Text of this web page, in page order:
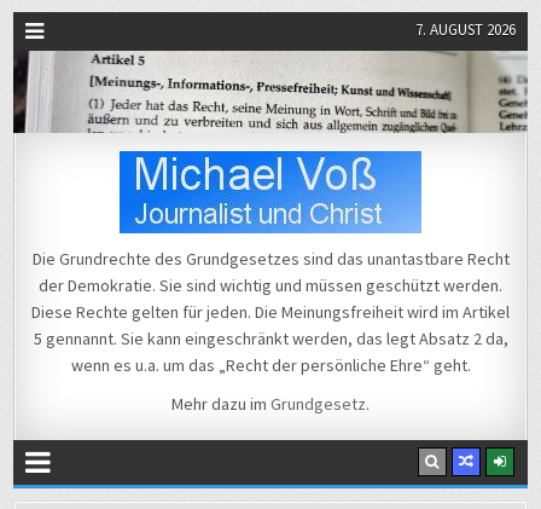
7. AUGUST 2026
Michael Voß
Die Grundrechte des Grundgesetzes sind das unantastbare Recht
der Demokratie. Sie sind wichtig und müssen geschützt werden.
Diese Rechte gelten für jeden. Die Meinungsfreiheit wird im Artikel
5 gennannt. Sie kann eingeschränkt werden, das legt Absatz 2 da,
wenn es u.a. um das „Recht der persönliche Ehre“ geht.
Mehr dazu im Grundgesetz.